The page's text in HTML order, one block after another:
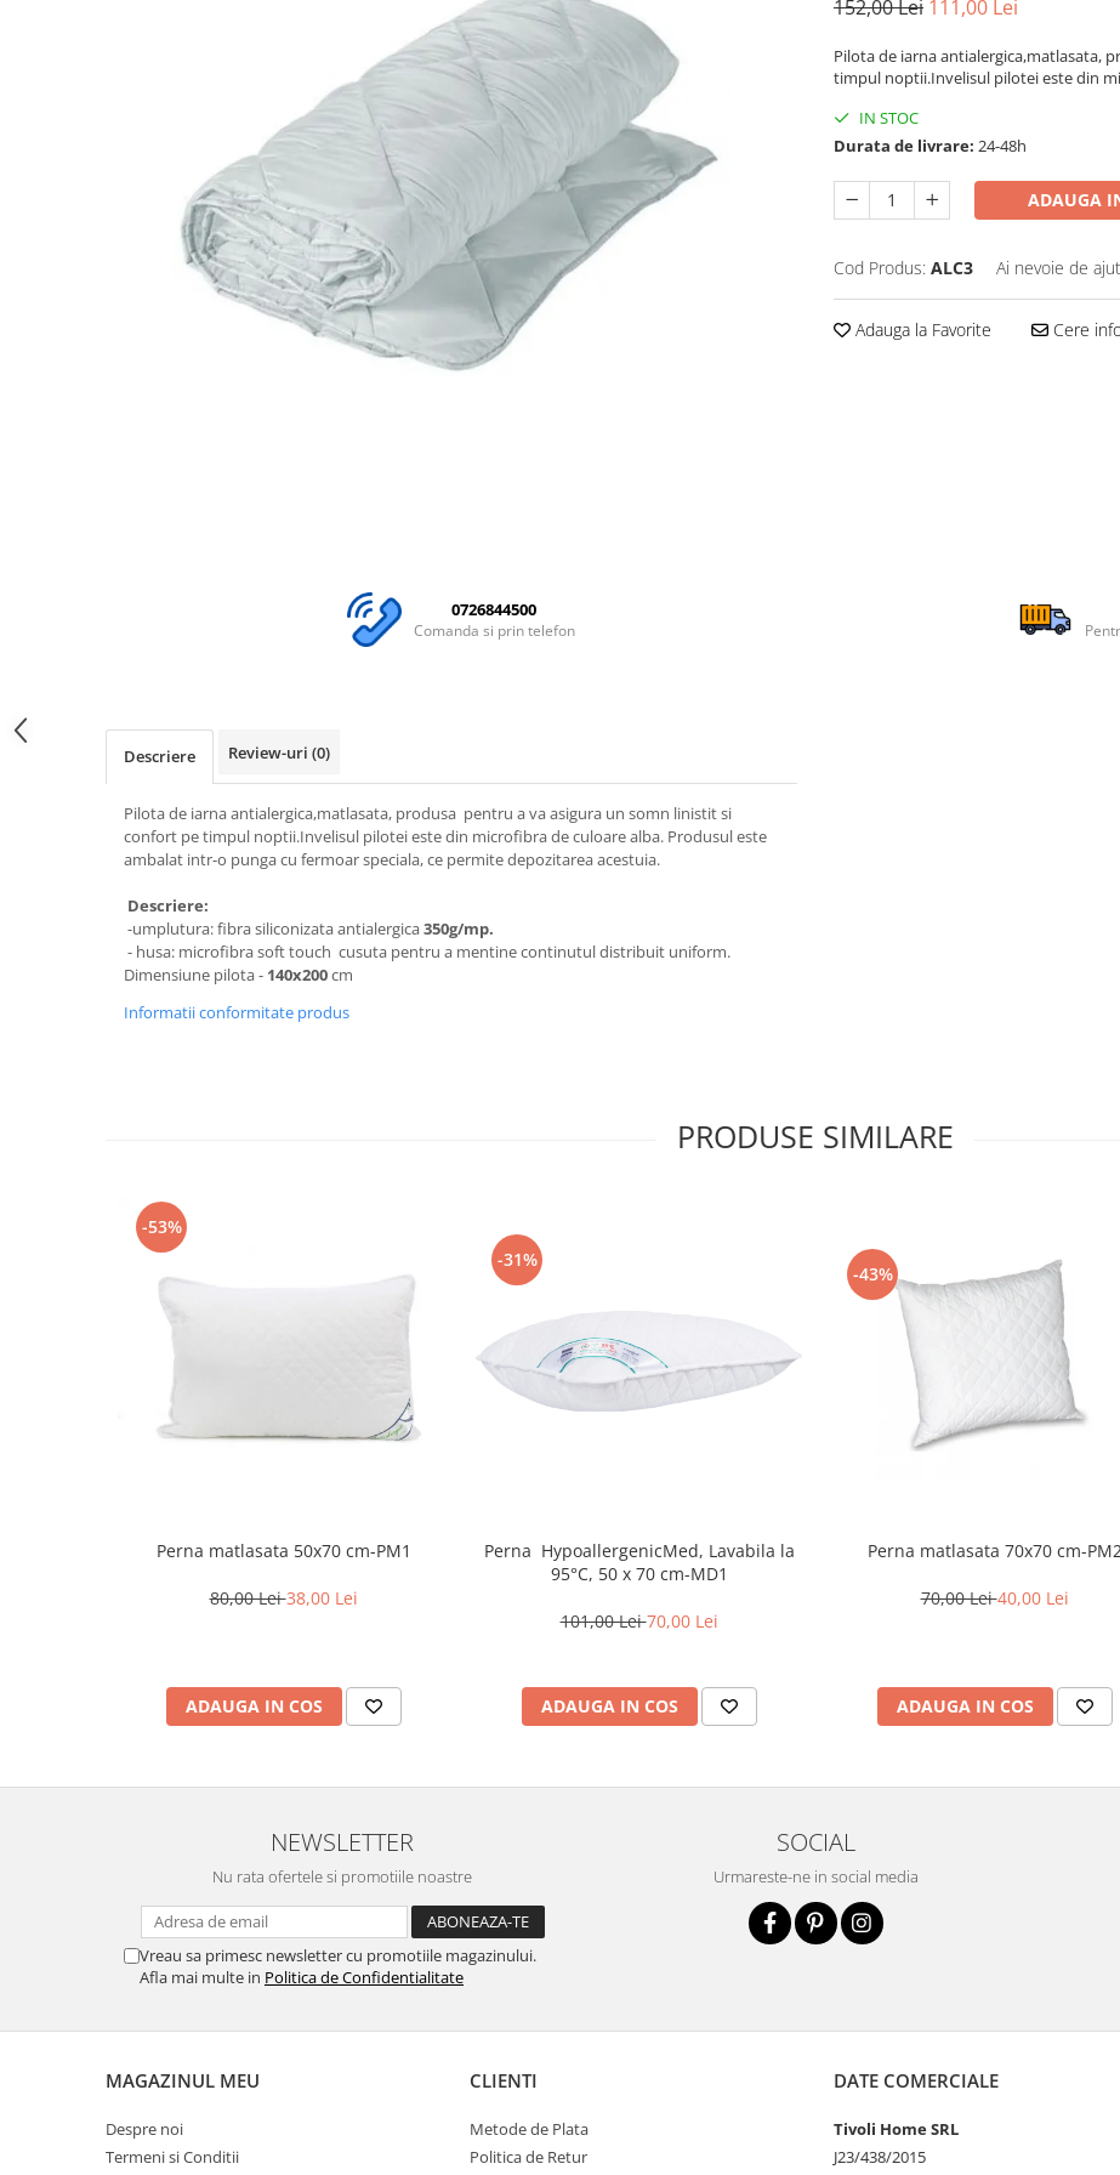
Lenjerii de pat Finet + 2 Draperii
Lenjerii de pat Saten 4 piese cu
Facebook
152,00 Lei 111,00 Lei
Pilota de iarna antialergica,matlasata,
timpul noptii.Invelisul pilotei este din
IN STOC
Durata de livrare: 24-48h
ADAUGA
Cod Produs: ALC3 Ai nevoie de
Adauga la Favorite Cere
0726844500
Comanda si prin telefon
Descriere Review-uri (0)
Pilota de iarna antialergica,matlasata, produsa pentru a va asigura un somn linistit si
confort pe timpul noptii.Invelisul pilotei este din microfibra de culoare alba. Produsul este
ambalat intr-o punga cu fermoar speciala, ce permite depozitarea acestuia.
Descriere:
-umplutura: fibra siliconizata antialergica350g/mp.
- husa: microfibra soft touch cusuta pentru a mentine continutul distribuit uniform.
Dimensiune pilota - 140x200cm
Informatii conformitate produs
PRODUSE SIMILARE
-53%
Perna matlasata 50x70 cm-PM1
80,00 Lei38,00 Lei
ADAUGA IN COS
-31%
Perna HypoallergenicMed, Lavabila la
95°C, 50 x 70 cm-MD1
101,00 Lei70,00 Lei
ADAUGA IN COS
-43%
Perna matlasata 70x70 cm-
70,00 Lei40,00 Lei
ADAUGA IN COS
NEWSLETTER
Nu rata ofertele si promotiile noastre
Vreau sa primesc newsletter cu promotiile magazinului.
Afla mai multe in Politica de Confidentialitate
SOCIAL
Urmareste-ne in social media
MAGAZINUL MEU
Despre noi
Termeni si Conditii
CLIENTI
Metode de Plata
Politica de Retur
DATE COMERCIALE
Tivoli Home SRL
J23/438/2015